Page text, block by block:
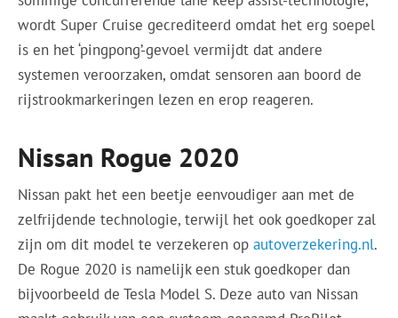
wordt Super Cruise gecrediteerd omdat het erg soepel
is en het ‘pingpong’-gevoel vermijdt dat andere
systemen veroorzaken, omdat sensoren aan boord de
rijstrookmarkeringen lezen en erop reageren.
Nissan Rogue 2020
Nissan pakt het een beetje eenvoudiger aan met de
zelfrijdende technologie, terwijl het ook goedkoper zal
zijn om dit model te verzekeren opautoverzekering.nl.
De Rogue 2020 is namelijk een stuk goedkoper dan
bijvoorbeeld de Tesla Model S. Deze auto van Nissan